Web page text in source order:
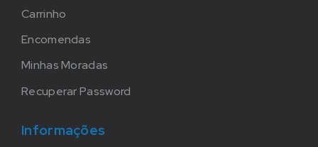
Carrinho
Encomendas
Minhas Moradas
Recuperar Password
Informações